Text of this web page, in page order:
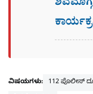
ವಿಷಯಗಳು: 112 ಪೊಲೀಸ್